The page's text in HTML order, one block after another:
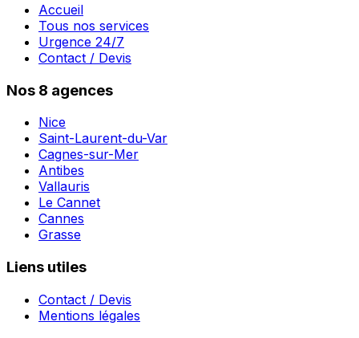
Accueil
Tous nos services
Urgence 24/7
Contact / Devis
Nos 8 agences
Nice
Saint-Laurent-du-Var
Cagnes-sur-Mer
Antibes
Vallauris
Le Cannet
Cannes
Grasse
Liens utiles
Contact / Devis
Mentions légales